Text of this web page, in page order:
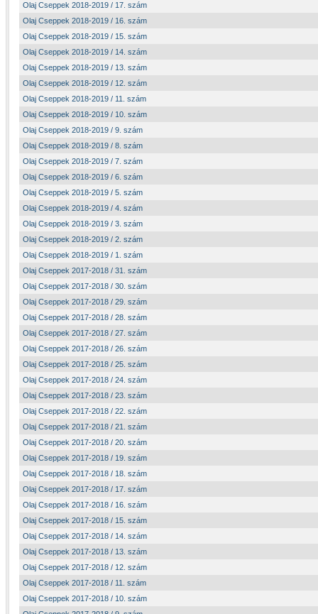
Olaj Cseppek 2018-2019 / 17. szám
Olaj Cseppek 2018-2019 / 16. szám
Olaj Cseppek 2018-2019 / 15. szám
Olaj Cseppek 2018-2019 / 14. szám
Olaj Cseppek 2018-2019 / 13. szám
Olaj Cseppek 2018-2019 / 12. szám
Olaj Cseppek 2018-2019 / 11. szám
Olaj Cseppek 2018-2019 / 10. szám
Olaj Cseppek 2018-2019 / 9. szám
Olaj Cseppek 2018-2019 / 8. szám
Olaj Cseppek 2018-2019 / 7. szám
Olaj Cseppek 2018-2019 / 6. szám
Olaj Cseppek 2018-2019 / 5. szám
Olaj Cseppek 2018-2019 / 4. szám
Olaj Cseppek 2018-2019 / 3. szám
Olaj Cseppek 2018-2019 / 2. szám
Olaj Cseppek 2018-2019 / 1. szám
Olaj Cseppek 2017-2018 / 31. szám
Olaj Cseppek 2017-2018 / 30. szám
Olaj Cseppek 2017-2018 / 29. szám
Olaj Cseppek 2017-2018 / 28. szám
Olaj Cseppek 2017-2018 / 27. szám
Olaj Cseppek 2017-2018 / 26. szám
Olaj Cseppek 2017-2018 / 25. szám
Olaj Cseppek 2017-2018 / 24. szám
Olaj Cseppek 2017-2018 / 23. szám
Olaj Cseppek 2017-2018 / 22. szám
Olaj Cseppek 2017-2018 / 21. szám
Olaj Cseppek 2017-2018 / 20. szám
Olaj Cseppek 2017-2018 / 19. szám
Olaj Cseppek 2017-2018 / 18. szám
Olaj Cseppek 2017-2018 / 17. szám
Olaj Cseppek 2017-2018 / 16. szám
Olaj Cseppek 2017-2018 / 15. szám
Olaj Cseppek 2017-2018 / 14. szám
Olaj Cseppek 2017-2018 / 13. szám
Olaj Cseppek 2017-2018 / 12. szám
Olaj Cseppek 2017-2018 / 11. szám
Olaj Cseppek 2017-2018 / 10. szám